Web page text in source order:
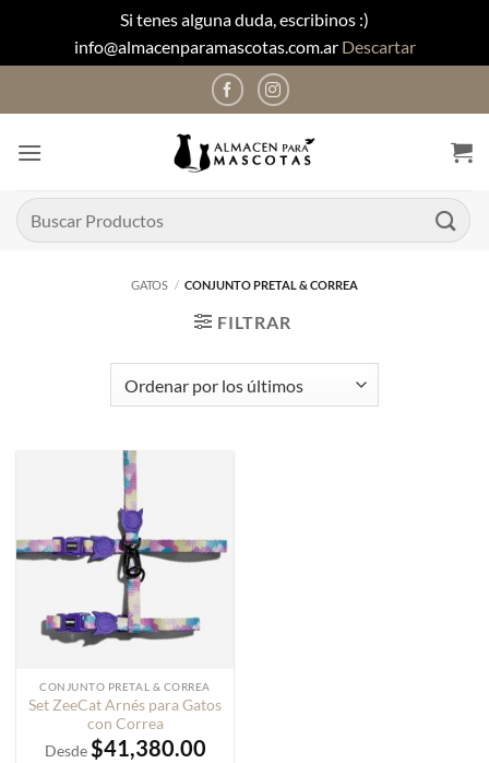
Si tenes alguna duda, escribinos :)
info@almacenparamascotas.com.ar Descartar
Buscar
por:
GATOS / CONJUNTO PRETAL & CORREA
FILTRAR
CONJUNTO PRETAL & CORREA
Set ZeeCat Arnés para Gatos
con Correa
Desde $41,380.00